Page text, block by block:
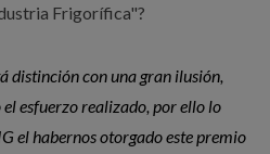
Frigorífica"?
distinción con una gran ilusión,
esfuerzo realizado, por ello lo
el habernos otorgado este premio